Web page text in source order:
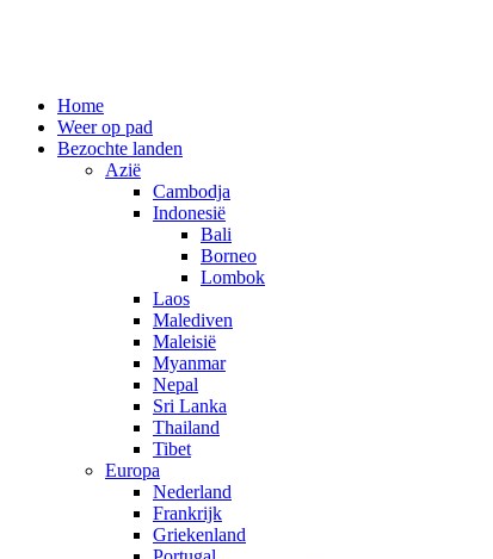
Spring
naar
inhoud
Home
Weer op pad
Bezochte landen
Azië
Cambodja
Indonesië
Bali
Borneo
Lombok
Laos
Malediven
Maleisië
Myanmar
Nepal
Sri Lanka
Thailand
Tibet
Europa
Nederland
Frankrijk
Griekenland